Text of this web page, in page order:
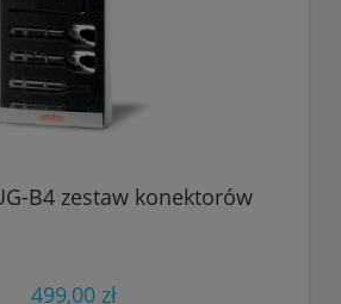
B4 zestaw konektorów
499,00 zł